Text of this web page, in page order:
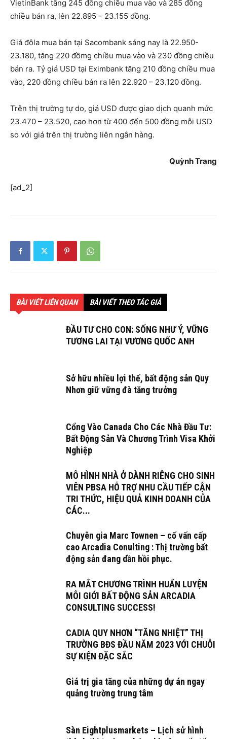
VietinBank tăng 245 đồng chiều mua vào và 285 đồng
chiều bán ra, lên 22.895 – 23.155 đồng.
Giá đôla mua bán tại Sacombank sáng nay là 22.950-
23.180, tăng 220 đồmg chiều mua vào và 230 đồng chiều
bán ra. Tỷ giá USD tại Eximbank tăng 210 đồng chiều mua
vào, 220 đồng chiều bán ra lên 22.920 – 23.120 đồng.
Trên thị trường tự do, giá USD được giao dịch quanh mức
23.470 – 23.520, cao hơn từ 400 đến 500 đồng mỗi USD
so với giá trên thị trường liên ngân hàng.
Quỳnh Trang
[ad_2]
BÀI VIẾT LIÊN QUAN BÀI VIẾT THEO TÁC GIẢ
ĐẦU TƯ CHO CON: SỐNG NHƯ Ý, VỮNG
TƯƠNG LAI TẠI VƯƠNG QUỐC ANH
Sở hữu nhiều lợi thế, bất động sản Quy
Nhơn giữ vững đà tăng trưởng
Cổng Vào Canada Cho Các Nhà Đầu Tư:
Bất Động Sản Và Chương Trình Visa Khởi
Nghiệp
MÔ HÌNH NHÀ Ở DÀNH RIÊNG CHO SINH
VIÊN PBSA HỖ TRỢ NHU CẦU TIẾP CẬN
TRI THỨC, HIỆU QUẢ KINH DOANH CỦA
CÁC...
Chuyên gia Marc Townen – cố vấn cấp
cao Arcadia Conulting : Thị trường bất
động sản đang dần hồi phục.
RA MẮT CHƯƠNG TRÌNH HUẤN LUYỆN
MÔI GIỚI BẤT ĐỘNG SẢN ARCADIA
CONSULTING SUCCESS!
CADIA QUY NHƠN “TĂNG NHIỆT” THỊ
TRƯỜNG BĐS ĐẦU NĂM 2023 VỚI CHUỖI
SỰ KIỆN ĐẶC SẮC
Giá trị gia tăng của những dự án ngay
quảng trường trung tâm
Sàn Eightplusmarkets – Lịch sử hình